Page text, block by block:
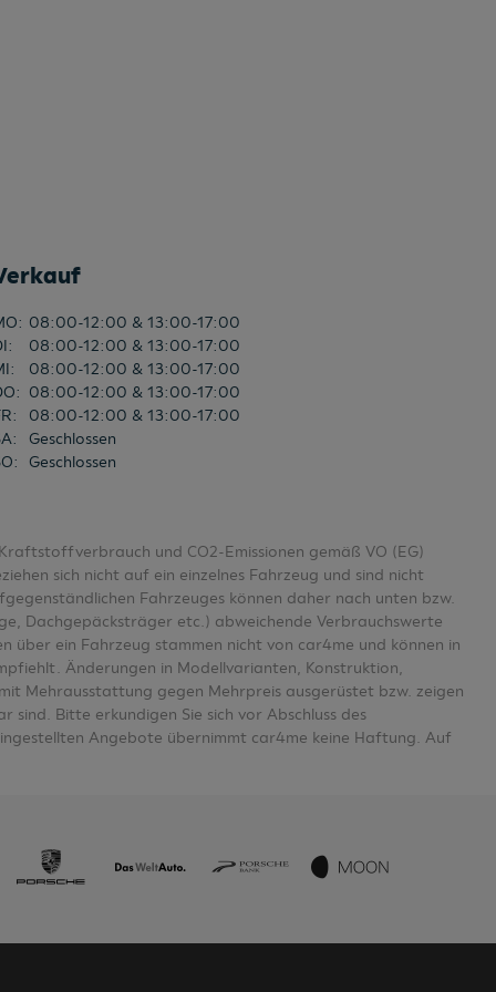
: 08:00-12:00 & 13:00-17:00
:
08:00-12:00 & 13:00-17:00
:
08:00-12:00 & 13:00-17:00
: 08:00-12:00 & 13:00-17:00
:
08:00-12:00 & 13:00-17:00
:
Geschlossen
: Geschlossen
und CO2-Emissionen gemäß VO (EG)
sich nicht auf ein einzelnes Fahrzeug und sind nicht
Fahrzeuges können daher nach unten bzw.
Dachgepäcksträger etc.) abweichende Verbrauchswerte
über ein Fahrzeug stammen nicht von car4me und können in
Änderungen in Modellvarianten, Konstruktion,
Mehrausstattung gegen Mehrpreis ausgerüstet bzw. zeigen
Bitte erkundigen Sie sich vor Abschluss des
Angebote übernimmt car4me keine Haftung. Auf